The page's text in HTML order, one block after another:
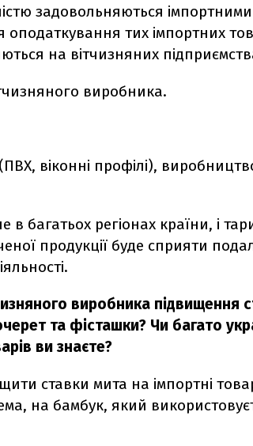
задовольняються імпортними
тих імпортних
на вітчизняних
виробника.
віконні профілі),
в багатьох регіонах країни, і
продукції буде сприяти
виробника підвищення
та фісташки? Чи багато
ви знаєте?
ставки мита на імпортні
на бамбук, який